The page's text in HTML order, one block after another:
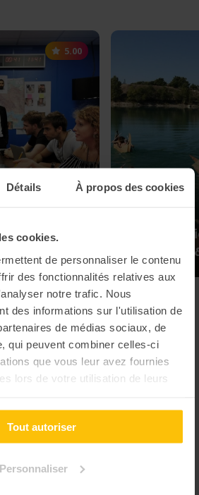
Détails À propos des cookies
cookies.
de personnaliser le contenu
des fonctionnalités relatives aux
notre trafic. Nous
des informations sur l'utilisation de
de médias sociaux, de
qui peuvent combiner celles-ci
que vous leur avez fournies
lors de votre utilisation de leurs
Tout autoriser
Personnaliser
5.00
Immersif :
en carton
Beauvais "Wahou"
fortes et d’atypisme 👊🏻
Coup de coeur